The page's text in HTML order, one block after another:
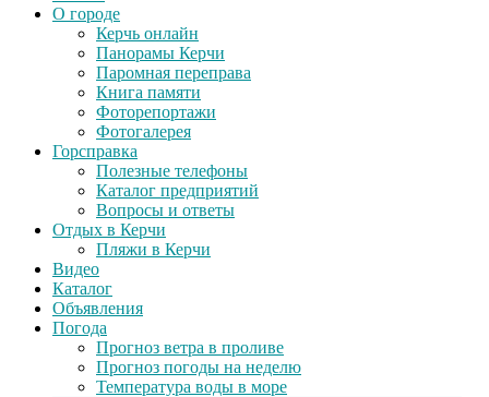
О городе
Керчь онлайн
Панорамы Керчи
Паромная переправа
Книга памяти
Фоторепортажи
Фотогалерея
Горсправка
Полезные телефоны
Каталог предприятий
Вопросы и ответы
Отдых в Керчи
Пляжи в Керчи
Видео
Каталог
Объявления
Погода
Прогноз ветра в проливе
Прогноз погоды на неделю
Температура воды в море